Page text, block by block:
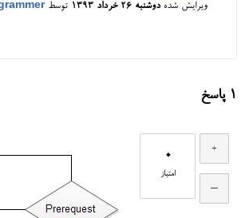
ویرایش شده دوشنبه ۲۶ خرداد ۱۳۹۳ توسط
1 پاسخ
0
امتیاز